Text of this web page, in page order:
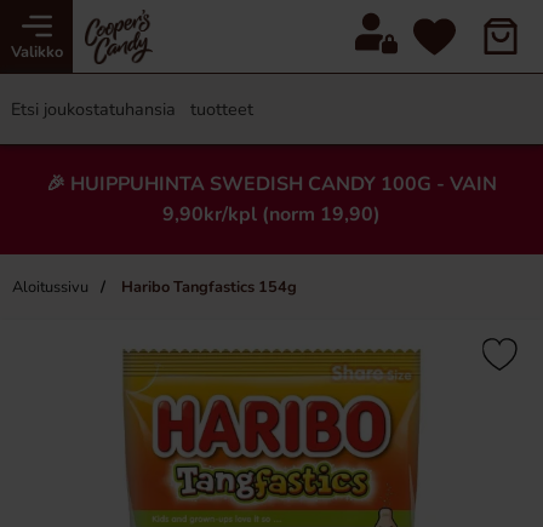
Valikko
🎉 HUIPPUHINTA SWEDISH CANDY 100G - VAIN
9,90kr/kpl (norm 19,90)
Aloitussivu Haribo Tangfastics 154g
×